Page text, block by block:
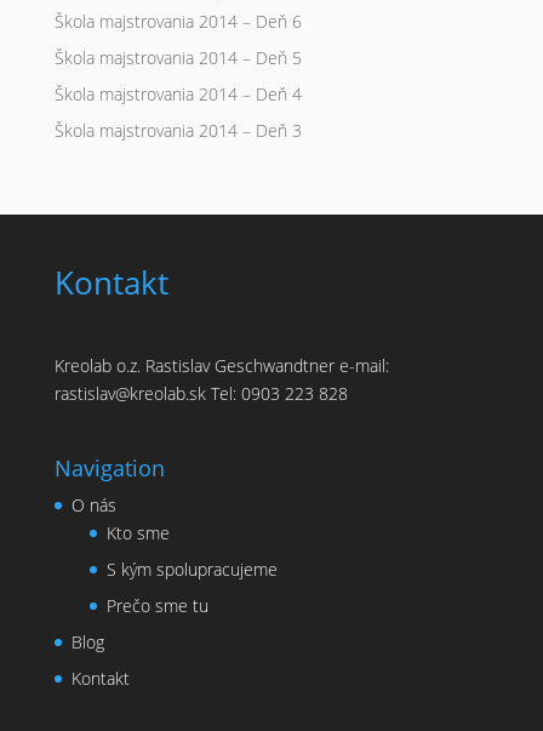
Škola majstrovania 2014 – Deň 6
Škola majstrovania 2014 – Deň 5
Škola majstrovania 2014 – Deň 4
Škola majstrovania 2014 – Deň 3
Kontakt
Kreolab o.z. Rastislav Geschwandtner e-mail:
rastislav@kreolab.sk Tel: 0903 223 828
Navigation
O nás
Kto sme
S kým spolupracujeme
Prečo sme tu
Blog
Kontakt